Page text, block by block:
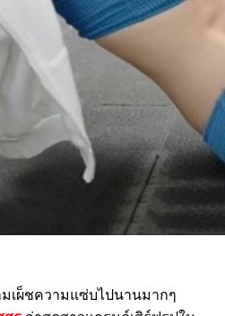
เผ็ชความแซ่บไปนานมากๆ